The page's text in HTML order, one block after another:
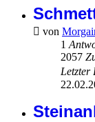
von
1
2057
Letzter